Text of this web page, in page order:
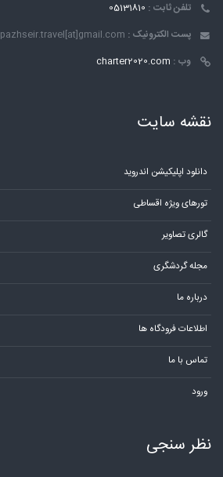
تلفن ثابت : 05131810
پست الکترونیک : pazhseir.travel[at]gmail.com
وب : charter2020.com
نقشه سایت
دانلود اپلیکیشن اندروید
تورهای ویژه اقساطی
گالری تصاویر
مجله گردشگری
درباره ما
اطلاعات فرودگاه ها
تماس با ما
ورود
نظر سنجی